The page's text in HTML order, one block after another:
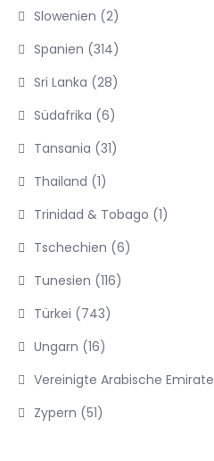
Slowenien (2)
Spanien (314)
Sri Lanka (28)
Südafrika (6)
Tansania (31)
Thailand (1)
Trinidad & Tobago (1)
Tschechien (6)
Tunesien (116)
Türkei (743)
Ungarn (16)
Vereinigte Arabische Emirate
Zypern (51)